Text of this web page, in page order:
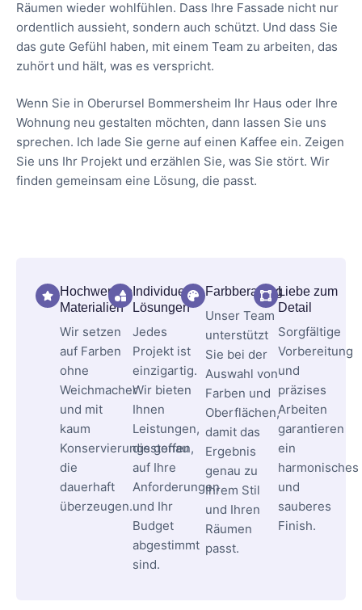
Räumen wieder wohlfühlen. Dass Ihre Fassade nicht nur
ordentlich aussieht, sondern auch schützt. Und dass Sie
das gute Gefühl haben, mit einem Team zu arbeiten, das
zuhört und hält, was es verspricht.
Wenn Sie in Oberursel Bommersheim Ihr Haus oder Ihre
Wohnung neu gestalten möchten, dann lassen Sie uns
sprechen. Ich lade Sie gerne auf einen Kaffee ein. Zeigen
Sie uns Ihr Projekt und erzählen Sie, was Sie stört. Wir
finden gemeinsam eine Lösung, die passt.
Hochwertige
Materialien
Wir setzen
auf Farben
ohne
Weichmacher
und mit
kaum
Konservierungsstoffen,
die
dauerhaft
überzeugen.
Individuelle
Lösungen
Jedes
Projekt ist
einzigartig.
Wir bieten
Ihnen
Leistungen,
die genau
auf Ihre
Anforderungen
und Ihr
Budget
abgestimmt
sind.
Farbberatung
Unser Team
unterstützt
Sie bei der
Auswahl von
Farben und
Oberflächen,
damit das
Ergebnis
genau zu
Ihrem Stil
und Ihren
Räumen
passt.
Liebe zum
Detail
Sorgfältige
Vorbereitung
und
präzises
Arbeiten
garantieren
ein
harmonisches
und
sauberes
Finish.